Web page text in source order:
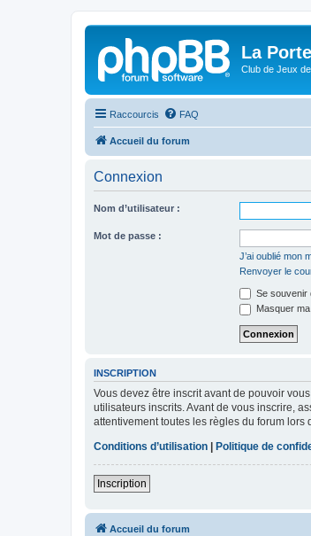
La
Club de Jeux
Raccourcis FAQ
Accueil du forum
Connexion
Nom d’utilisateur :
Mot de passe :
J’ai oublié mon
Renvoyer le
Se souvenir
Masquer
INSCRIPTION
Vous devez être inscrit avant de pouvoir
utilisateurs inscrits. Avant de vous inscrire,
attentivement toutes les règles du forum lors
Conditions d’utilisation
Politique de
Inscription
Accueil du forum